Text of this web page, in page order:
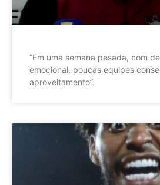
”Em uma semana pesada, com
emocional, poucas equipes
aproveitamento”.